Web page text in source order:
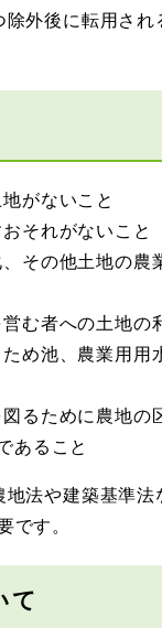
外後に転用さ
がないこと
それがないこと
その他土地の農
む者への土地の
め池、農業用
るために農地
あること
法や建築基準法
です。
て